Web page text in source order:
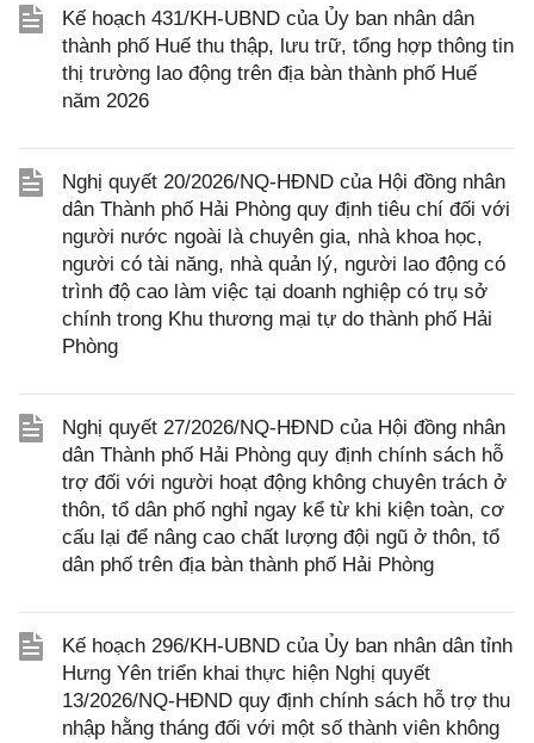
Kế hoạch 431/KH-UBND của Ủy ban nhân dân
thành phố Huế thu thập, lưu trữ, tổng hợp thông tin
thị trường lao động trên địa bàn thành phố Huế
năm 2026
Nghị quyết 20/2026/NQ-HĐND của Hội đồng nhân
dân Thành phố Hải Phòng quy định tiêu chí đối với
người nước ngoài là chuyên gia, nhà khoa học,
người có tài năng, nhà quản lý, người lao động có
trình độ cao làm việc tại doanh nghiệp có trụ sở
chính trong Khu thương mại tự do thành phố Hải
Phòng
Nghị quyết 27/2026/NQ-HĐND của Hội đồng nhân
dân Thành phố Hải Phòng quy định chính sách hỗ
trợ đối với người hoạt động không chuyên trách ở
thôn, tổ dân phố nghỉ ngay kể từ khi kiện toàn, cơ
cấu lại để nâng cao chất lượng đội ngũ ở thôn, tổ
dân phố trên địa bàn thành phố Hải Phòng
Kế hoạch 296/KH-UBND của Ủy ban nhân dân tỉnh
Hưng Yên triển khai thực hiện Nghị quyết
13/2026/NQ-HĐND quy định chính sách hỗ trợ thu
nhập hằng tháng đối với một số thành viên không